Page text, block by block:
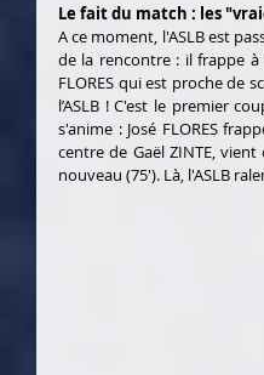
Le fait du match : les
A ce moment, l'ASLB est
de la rencontre : il frappe à
FLORES qui est proche de
l’ASLB ! C'est le premier
s'anime : José FLORES
centre de Gaël ZINTE,
nouveau (75'). Là, l'ASLB